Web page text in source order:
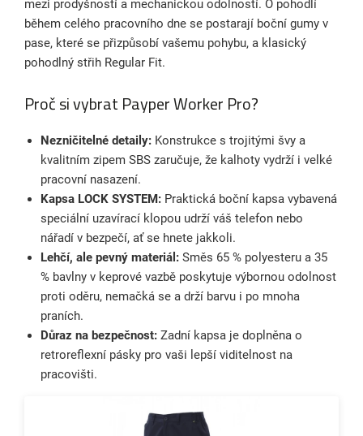
mezi prodyšností a mechanickou odolností. O pohodlí
během celého pracovního dne se postarají boční gumy v
pase, které se přizpůsobí vašemu pohybu, a klasický
pohodlný střih Regular Fit.
Proč si vybrat Payper Worker Pro?
Nezničitelné detaily: Konstrukce s trojitými švy a
kvalitním zipem SBS zaručuje, že kalhoty vydrží i velké
pracovní nasazení.
Kapsa LOCK SYSTEM: Praktická boční kapsa vybavená
speciální uzavírací klopou udrží váš telefon nebo
nářadí v bezpečí, ať se hnete jakkoli.
Lehčí, ale pevný materiál: Směs 65 % polyesteru a 35
% bavlny v keprové vazbě poskytuje výbornou odolnost
proti oděru, nemačká se a drží barvu i po mnoha
praních.
Důraz na bezpečnost: Zadní kapsa je doplněna o
retroreflexní pásky pro vaši lepší viditelnost na
pracovišti.